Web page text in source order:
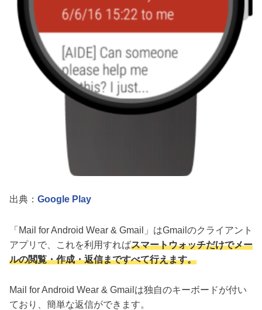
出典： Google Play
「Mail for Android Wear & Gmail」はGmailのクライアント
アプリで、これを利用すればスマートウォッチだけでメー
ルの閲覧・作成・返信まですべて行えます。
Mail for Android Wear & Gmailは独自のキーボードが付い
ており、簡単な返信ができます。